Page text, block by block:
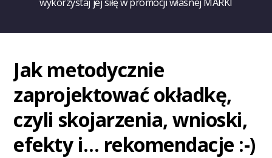
Jak metodycznie
zaprojektować okładkę,
czyli skojarzenia, wnioski,
efekty i… rekomendacje :-)